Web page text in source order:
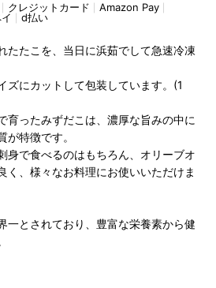
クレジットカード
Amazon Pay
d払い
たたこを、当日に浜茹でして急速冷凍
ズにカットして包装しています。(1
育ったみずだこは、濃厚な旨みの中に
特徴です。
身で食べるのはもちろん、オリーブオ
く、様々なお料理にお使いいただけま
一とされており、豊富な栄養素から健